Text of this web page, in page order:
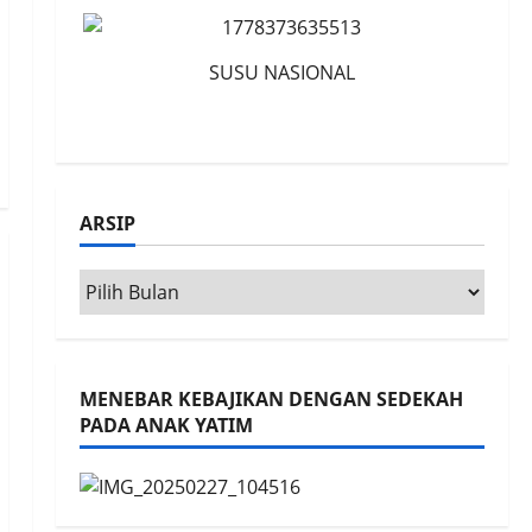
SUSU NASIONAL
ARSIP
Arsip
MENEBAR KEBAJIKAN DENGAN SEDEKAH
PADA ANAK YATIM